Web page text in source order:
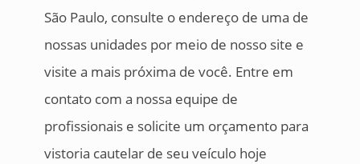
São Paulo, consulte o endereço de uma de
nossas unidades por meio de nosso site e
visite a mais próxima de você. Entre em
contato com a nossa equipe de
profissionais e solicite um orçamento para
vistoria cautelar de seu veículo hoje